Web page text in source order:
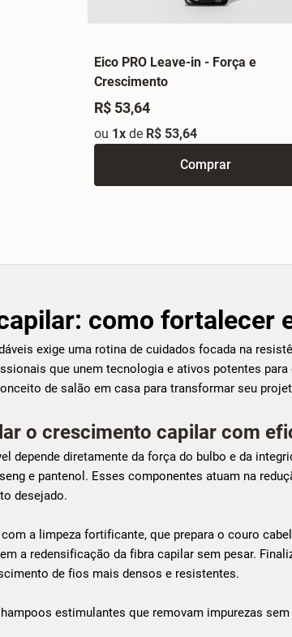
Eico PRO Leave-in - Força e
Crescimento
R$ 53,64
ou 1xde R$ 53,64
Comprar
como fortalecer
exige uma rotina de cuidados focada na
que unem tecnologia e ativos potentes
de salão em casa para transformar seu
o crescimento capilar com
depende diretamente da força do bulbo e da
e pantenol. Esses componentes atuam na
desejado.
a limpeza fortificante, que prepara o couro
a redensificação da fibra capilar sem pesar.
de fios mais densos e resistentes.
estimulantes que removam impurezas